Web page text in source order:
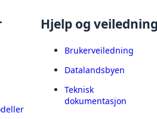
Hjelp og
Brukerveiledning
Datalandsbyen
Teknisk
dokumentasjon